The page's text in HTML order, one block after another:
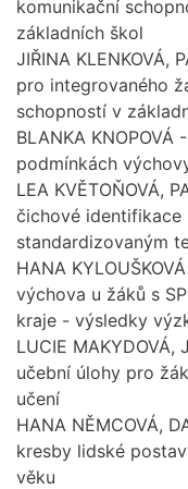
komunikační
základních škol
JIŘINA KLENKOVÁ,
pro integrovaného
schopností v
BLANKA
podmínkách
LEA KVĚTOŇOVÁ,
čichové identifikace
standardizovaným
HANA
výchova u žáků s
kraje - výsledky
LUCIE MAKYDOVÁ,
učební úlohy pro
učení
HANA NĚMCOVÁ,
kresby lidské
věku